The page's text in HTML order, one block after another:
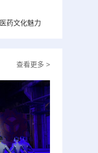
药文化魅力
查看更多 >